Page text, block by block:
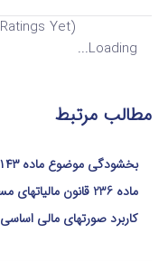
(No Ratings Yet)
Loading...
مطالب مرتبط
بخشودگی موضوع ماده ۱۴۳ قانون مالیاتهای مستقیم
ماده 236 قانون مالیاتهای مستقیم
کاربرد صورتهای مالی اساسی